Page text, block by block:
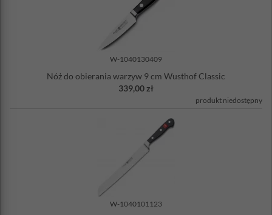
W-1040130409
Nóż do obierania warzyw 9 cm Wusthof Classic
339,00 zł
produkt niedostępny
W-1040101123